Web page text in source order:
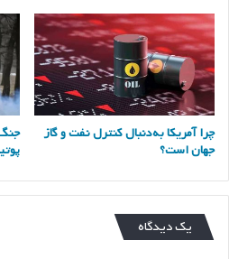
چرا آمریکا به‌دنبال کنترل نفت و گاز
جهان است؟
یک دیدگاه